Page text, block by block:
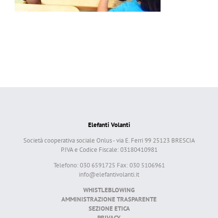
Elefanti Volanti
Società cooperativa sociale Onlus - via E. Ferri 99 25123 BRESCIA
P.IVA e Codice Fiscale: 03180410981
Telefono: 030 6591725 Fax: 030 5106961
info@elefantivolanti.it
WHISTLEBLOWING
AMMINISTRAZIONE TRASPARENTE
SEZIONE ETICA